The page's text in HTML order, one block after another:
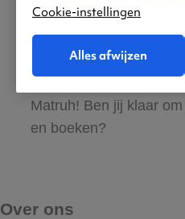
Jouw zoektocht naar
makkelijk én leuk zijn.
Matruh! Ben jij klaar
en boeken?
Over ons
Cookie-instellingen
Alles afwijzen